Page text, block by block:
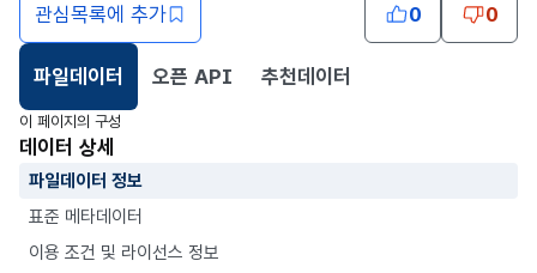
관심목록에 추가 0 0
파일데이터
선택됨
오픈 API 추천데이터
이 페이지의 구성
데이터 상세
파일데이터 정보
표준 메타데이터
이용 조건 및 라이선스 정보